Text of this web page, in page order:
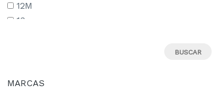
12M
13
14-15 AÑOS
MARCAS